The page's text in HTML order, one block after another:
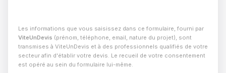
Les informations que vous saisissez dans ce formulaire, fourni par
ViteUnDevis (prénom, téléphone, email, nature du projet), sont
transmises à ViteUnDevis et à des professionnels qualifiés de votre
secteur afin d'établir votre devis. Le recueil de votre consentement
est opéré au sein du formulaire lui-même.